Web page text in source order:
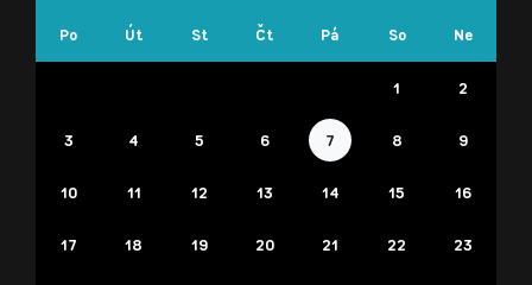
Po Út St Čt Pá So Ne
1 2
3 4 5 6 7 8 9
10 11 12 13 14 15 16
17 18 19 20 21 22 23